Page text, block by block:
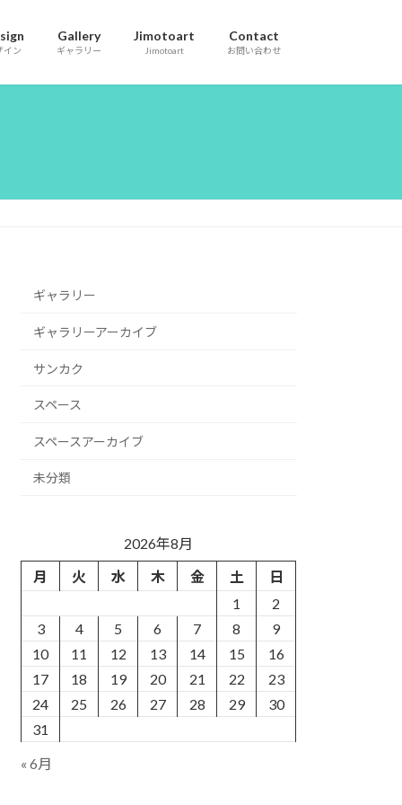
イン
Gallery
ギャラリー
Jimotoart
Jimotoart
Contact
お問い合わせ
ギャラリー
ギャラリーアーカイブ
サンカク
スペース
スペースアーカイブ
未分類
2026年8月
月
火 水 木 金 土
日
1
2
3
4 5 6 7 8
9
10
11 12 13 14 15
16
17
18 19 20 21 22
23
24
25 26 27 28 29
30
31
« 6月